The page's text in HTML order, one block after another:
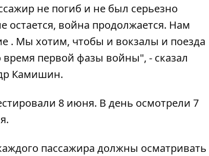
не погиб и не был серьезно
остается, война продолжается. Нам
. Мы хотим, чтобы и вокзалы и поезда
время первой фазы войны", - сказал
Камишин.
8 июня. В день осмотрели 7
пассажира должны осматривать